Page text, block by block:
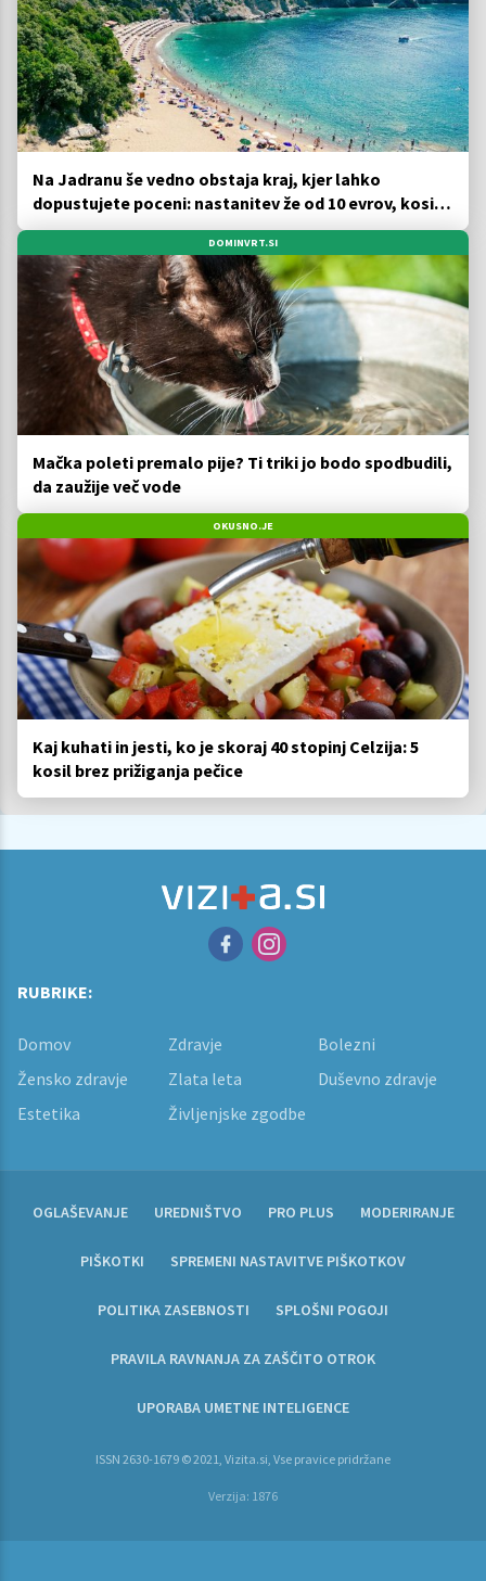
Na Jadranu še vedno obstaja kraj, kjer lahko
dopustujete poceni: nastanitev že od 10 evrov, kosilo
za pet evrov
DOMINVRT.SI
Mačka poleti premalo pije? Ti triki jo bodo spodbudili,
da zaužije več vode
OKUSNO.JE
Kaj kuhati in jesti, ko je skoraj 40 stopinj Celzija: 5
kosil brez prižiganja pečice
RUBRIKE:
Domov Zdravje
Bolezni
Žensko zdravje
Zlata leta
Duševno zdravje
Estetika
Življenjske zgodbe
OGLAŠEVANJE UREDNIŠTVO PRO PLUS MODERIRANJE
PIŠKOTKI SPREMENI NASTAVITVE PIŠKOTKOV
POLITIKA ZASEBNOSTI SPLOŠNI POGOJI
PRAVILA RAVNANJA ZA ZAŠČITO OTROK
UPORABA UMETNE INTELIGENCE
ISSN 2630-1679 © 2021, Vizita.si, Vse pravice pridržane
Verzija: 1876